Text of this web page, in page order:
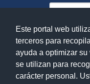
Este portal web
terceros para
ayuda a optimizar
se utilizan para
carácter personal.
Pasar
contenido
principal ... SERVICIO WIFI
Servicio
La red Medusa